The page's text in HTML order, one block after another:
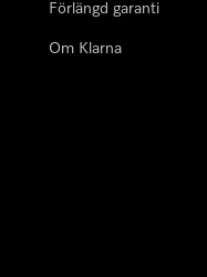
Förlängd garanti
Om Klarna